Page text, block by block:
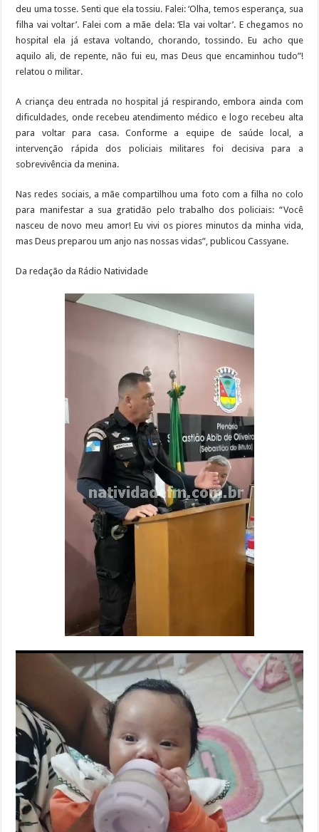
deu uma tosse. Senti que ela tossiu. Falei: ‘Olha, temos esperança, sua
filha vai voltar’. Falei com a mãe dela: ‘Ela vai voltar’. E chegamos no
hospital ela já estava voltando, chorando, tossindo. Eu acho que
aquilo ali, de repente, não fui eu, mas Deus que encaminhou tudo”!
relatou o militar.
A criança deu entrada no hospital já respirando, embora ainda com
dificuldades, onde recebeu atendimento médico e logo recebeu alta
para voltar para casa. Conforme a equipe de saúde local, a
intervenção rápida dos policiais militares foi decisiva para a
sobrevivência da menina.
Nas redes sociais, a mãe compartilhou uma foto com a filha no colo
para manifestar a sua gratidão pelo trabalho dos policiais: “Você
nasceu de novo meu amor! Eu vivi os piores minutos da minha vida,
mas Deus preparou um anjo nas nossas vidas”, publicou Cassyane.
Da redação da Rádio Natividade